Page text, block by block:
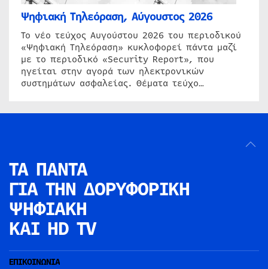
Ψηφιακή Τηλεόραση, Αύγουστος 2026
Το νέο τεύχος Αυγούστου 2026 του περιοδικού
«Ψηφιακή Τηλεόραση» κυκλοφορεί πάντα μαζί
με το περιοδικό «Security Report», που
ηγείται στην αγορά των ηλεκτρονικών
συστημάτων ασφαλείας. Θέματα τεύχο…
ΤΑ ΠΑΝΤΑ
ΓΙΑ ΤΗΝ ΔΟΡΥΦΟΡΙΚΗ
ΨΗΦΙΑΚΗ
ΚΑΙ HD TV
ΕΠΙΚΟΙΝΩΝΙΑ